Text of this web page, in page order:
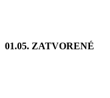
01.05. ZATVORENÉ